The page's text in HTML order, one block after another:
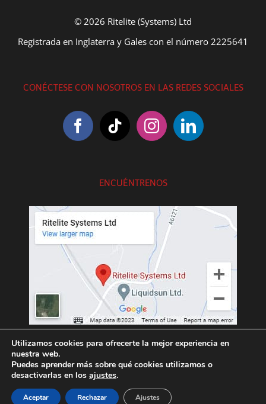
© 2026 Ritelite (Systems) Ltd
Registrada en Inglaterra y Gales con el número 2225641
CONÉCTESE CON NOSOTROS EN LAS REDES SOCIALES
ENCUÉNTRENOS
Utilizamos cookies para ofrecerte la mejor experiencia en
nuestra web.
Puedes aprender más sobre qué cookies utilizamos o
desactivarlas en los ajustes.
Aceptar Rechazar Ajustes